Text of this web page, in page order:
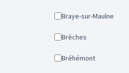
Braye-sur-Maulne
Brèches
Bréhémont